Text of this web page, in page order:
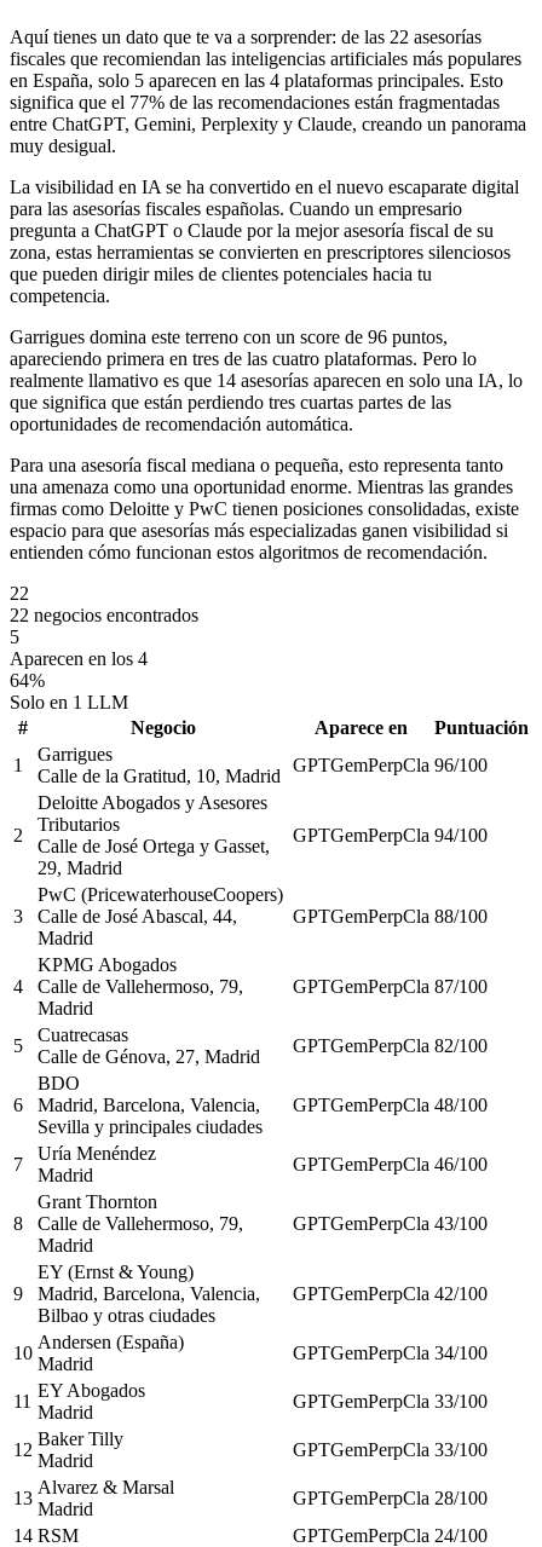
Aquí tienes un dato que te va a sorprender: de las 22 asesorías
fiscales que recomiendan las inteligencias artificiales más populares
en España, solo 5 aparecen en las 4 plataformas principales. Esto
significa que el 77% de las recomendaciones están fragmentadas
entre ChatGPT, Gemini, Perplexity y Claude, creando un panorama
muy desigual.
La visibilidad en IA se ha convertido en el nuevo escaparate digital
para las asesorías fiscales españolas. Cuando un empresario
pregunta a ChatGPT o Claude por la mejor asesoría fiscal de su
zona, estas herramientas se convierten en prescriptores silenciosos
que pueden dirigir miles de clientes potenciales hacia tu
competencia.
Garrigues domina este terreno con un score de 96 puntos,
apareciendo primera en tres de las cuatro plataformas. Pero lo
realmente llamativo es que 14 asesorías aparecen en solo una IA, lo
que significa que están perdiendo tres cuartas partes de las
oportunidades de recomendación automática.
Para una asesoría fiscal mediana o pequeña, esto representa tanto
una amenaza como una oportunidad enorme. Mientras las grandes
firmas como Deloitte y PwC tienen posiciones consolidadas, existe
espacio para que asesorías más especializadas ganen visibilidad si
entienden cómo funcionan estos algoritmos de recomendación.
22
22 negocios encontrados
5
Aparecen en los 4
64%
Solo en 1 LLM
#
Negocio Aparece en
Puntuación
1
Garrigues
Calle de la Gratitud, 10, Madrid
GPTGemPerpCla 96/100
2
Deloitte Abogados y Asesores
Tributarios
Calle de José Ortega y Gasset,
29, Madrid
GPTGemPerpCla 94/100
3
PwC (PricewaterhouseCoopers)
Calle de José Abascal, 44,
Madrid
GPTGemPerpCla 88/100
4
KPMG Abogados
Calle de Vallehermoso, 79,
Madrid
GPTGemPerpCla 87/100
5
Cuatrecasas
Calle de Génova, 27, Madrid
GPTGemPerpCla 82/100
6
BDO
Madrid, Barcelona, Valencia,
Sevilla y principales ciudades
GPTGemPerpCla 48/100
7
Uría Menéndez
Madrid
GPTGemPerpCla 46/100
8
Grant Thornton
Calle de Vallehermoso, 79,
Madrid
GPTGemPerpCla 43/100
9
EY (Ernst & Young)
Madrid, Barcelona, Valencia,
Bilbao y otras ciudades
GPTGemPerpCla 42/100
10
Andersen (España)
Madrid
GPTGemPerpCla 34/100
11
EY Abogados
Madrid
GPTGemPerpCla 33/100
12
Baker Tilly
Madrid
GPTGemPerpCla 33/100
13
Alvarez & Marsal
Madrid
GPTGemPerpCla 28/100
14 RSM GPTGemPerpCla 24/100